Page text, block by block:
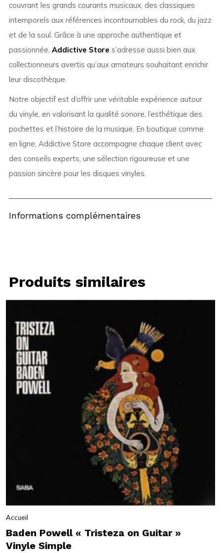
couvrant les grands courants musicaux, des classiques
intemporels aux références incontournables du rock, du jazz
et de la soul. Grâce à une approche authentique et
passionnée, Addictive Store s’adresse aussi bien aux
collectionneurs avertis qu’aux amateurs souhaitant enrichir
leur discothèque.
Notre objectif est d’offrir une véritable expérience autour
du vinyle, en valorisant la qualité sonore, l’esthétique des
pochettes et l’histoire de la musique. En boutique comme
en ligne, Addictive Store accompagne chaque client avec
des conseils experts, une sélection rigoureuse et une
passion sincère pour les disques vinyles.
Informations complémentaires
Produits similaires
Accueil
Baden Powell « Tristeza on Guitar »
Vinyle Simple